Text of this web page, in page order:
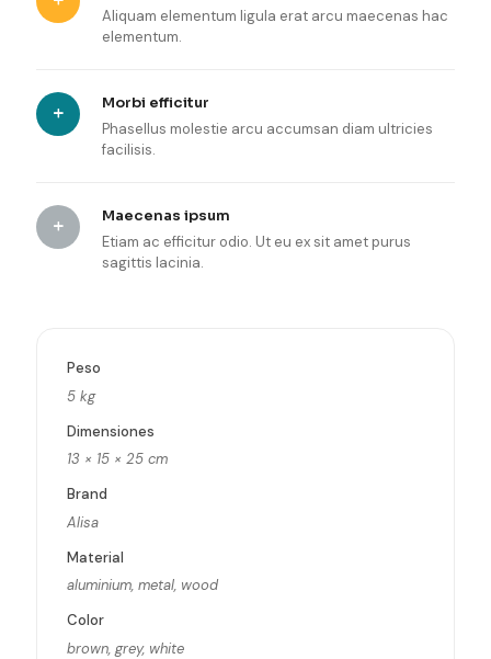
Aliquam elementum ligula erat arcu maecenas hac
elementum.
Morbi efficitur
Phasellus molestie arcu accumsan diam ultricies
facilisis.
Maecenas ipsum
Etiam ac efficitur odio. Ut eu ex sit amet purus
sagittis lacinia.
Peso
5 kg
Dimensiones
13 × 15 × 25 cm
Brand
Alisa
Material
aluminium, metal, wood
Color
brown, grey, white